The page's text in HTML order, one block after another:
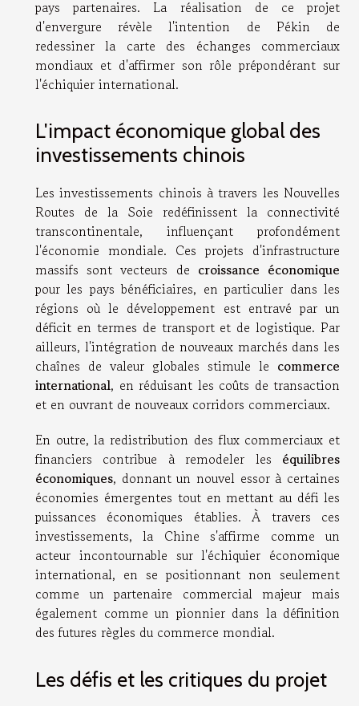
pays partenaires. La réalisation de ce projet
d'envergure révèle l'intention de Pékin de
redessiner la carte des échanges commerciaux
mondiaux et d'affirmer son rôle prépondérant sur
l'échiquier international.
L'impact économique global des
investissements chinois
Les investissements chinois à travers les Nouvelles
Routes de la Soie redéfinissent la connectivité
transcontinentale, influençant profondément
l'économie mondiale. Ces projets d'infrastructure
massifs sont vecteurs de croissance économique
pour les pays bénéficiaires, en particulier dans les
régions où le développement est entravé par un
déficit en termes de transport et de logistique. Par
ailleurs, l'intégration de nouveaux marchés dans les
chaînes de valeur globales stimule le commerce
international, en réduisant les coûts de transaction
et en ouvrant de nouveaux corridors commerciaux.
En outre, la redistribution des flux commerciaux et
financiers contribue à remodeler les équilibres
économiques, donnant un nouvel essor à certaines
économies émergentes tout en mettant au défi les
puissances économiques établies. À travers ces
investissements, la Chine s'affirme comme un
acteur incontournable sur l'échiquier économique
international, en se positionnant non seulement
comme un partenaire commercial majeur mais
également comme un pionnier dans la définition
des futures règles du commerce mondial.
Les défis et les critiques du projet